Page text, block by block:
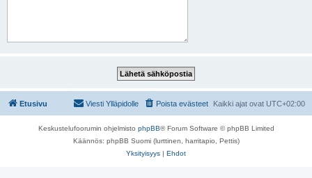
Etusivu Kaikki ajat ovat UTC+02:00
Poista evästeet
Viesti Ylläpidolle
Keskustelufoorumin ohjelmisto phpBB® Forum Software © phpBB Limited
Käännös: phpBB Suomi (lurttinen, harritapio, Pettis)
Yksityisyys | Ehdot